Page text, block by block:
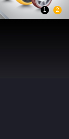
1 2